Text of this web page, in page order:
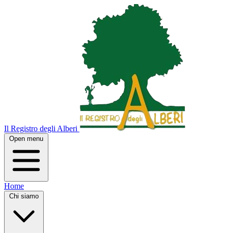
Il Registro degli Alberi
Open menu
Home
Chi siamo